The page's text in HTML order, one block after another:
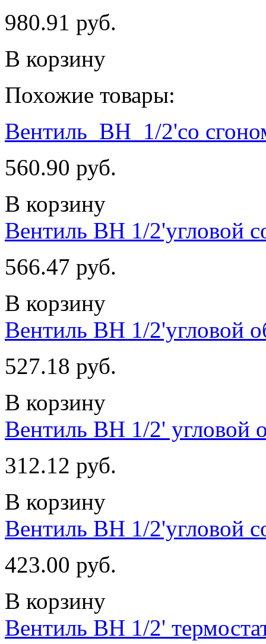
980.91 руб.
В корзину
Похожие товары:
Вентиль_ВН_1/2'со
560.90 руб.
В корзину
Вентиль ВН 1/2'угловой
566.47 руб.
В корзину
Вентиль ВН 1/2'угловой
527.18 руб.
В корзину
Вентиль ВН 1/2' угловой
312.12 руб.
В корзину
Вентиль ВН 1/2'угловой
423.00 руб.
В корзину
Вентиль ВН 1/2'